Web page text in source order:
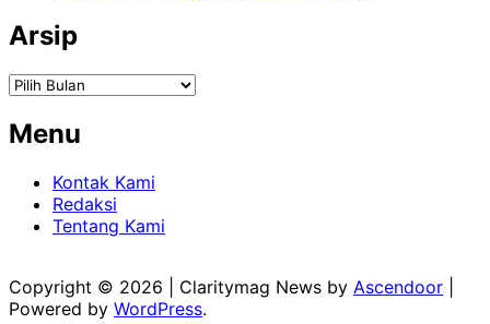
Arsip
Arsip
Menu
Kontak Kami
Redaksi
Tentang Kami
Copyright © 2026 | Claritymag News by Ascendoor
Powered by WordPress.